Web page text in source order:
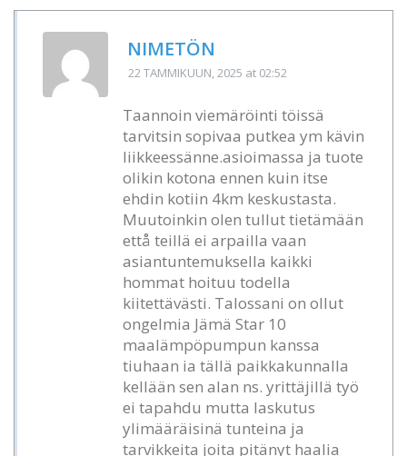
NIMETÖN
22 TAMMIKUUN, 2025 at 02:52
Taannoin viemäröinti töissä
tarvitsin sopivaa putkea ym kävin
liikkeessänne.asioimassa ja tuote
olikin kotona ennen kuin itse
ehdin kotiin 4km keskustasta.
Muutoinkin olen tullut tietämään
ettå teillä ei arpailla vaan
asiantuntemuksella kaikki
hommat hoituu todella
kiitettävästi. Talossani on ollut
ongelmia Jämä Star 10
maalämpöpumpun kanssa
tiuhaan ia tällä paikkakunnalla
kellään sen alan ns. yrittäjillä työ
ei tapahdu mutta laskutus
ylimääräisinä tunteina ja
tarvikkeita joita pitänyt haalia